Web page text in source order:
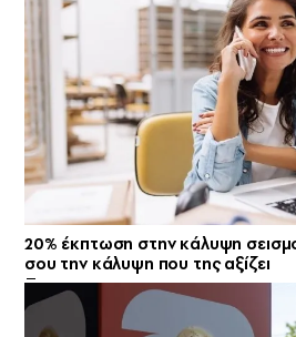
20% έκπτωση στην κάλυψη
σου την κάλυψη που της αξίζει